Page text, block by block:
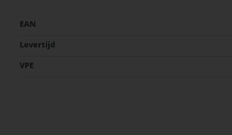
Meer
EAN
Levertijd
VPE